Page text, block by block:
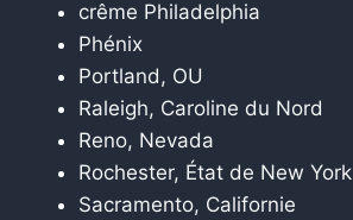
crême Philadelphia
Phénix
Portland, OU
Raleigh, Caroline du Nord
Reno, Nevada
Rochester, État de New York
Sacramento, Californie